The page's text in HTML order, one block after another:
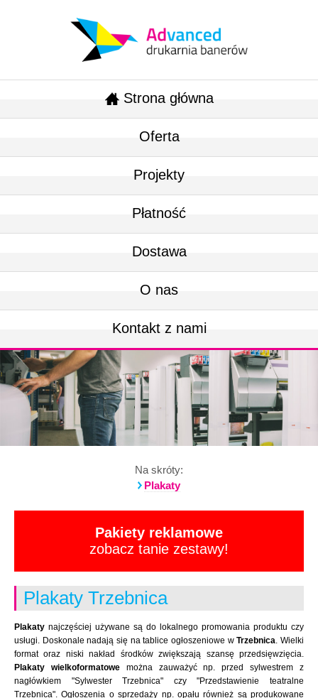
Strona główna
Oferta
Projekty
Płatność
Dostawa
O nas
Kontakt z nami
Na skróty:
Plakaty
Pakiety reklamowe
zobacz tanie zestawy!
Plakaty Trzebnica
Plakaty najczęściej używane są do lokalnego promowania produktu czy
usługi. Doskonale nadają się na tablice ogłoszeniowe wTrzebnica. Wielki
format oraz niski nakład środków zwiększają szansę przedsięwzięcia.
Plakaty wielkoformatowemożna zauważyć np. przed sylwestrem z
nagłówkiem "Sylwester Trzebnica" czy "Przedstawienie teatralne
Trzebnica". Ogłoszenia o sprzedaży np. opału również są produkowane